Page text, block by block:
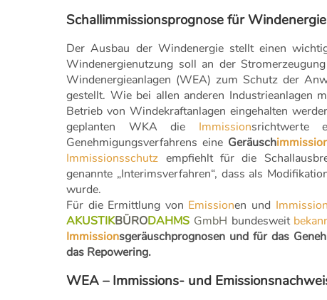
Schallimmissionsprognose für
Der Ausbau der Windenergie stellt einen
Windenergienutzung soll an der
Windenergieanlagen (WEA) zum Schutz der
gestellt. Wie bei allen anderen Industrieanlagen
Betrieb von Windekraftanlagen eingehalten
geplanten WKA die Immissionsrichtwerte
Genehmigungsverfahrens eine Geräusch
Immissionsschutz empfiehlt für die
genannte „Interimsverfahren“, dass als
wurde.
Für die Ermittlung von Emissionen und Immission
AKUSTIKBÜRODAHMS GmbH bundesweit
Immissionsgeräuschprognosen und für das
das Repowering.
WEA – Immissions- und